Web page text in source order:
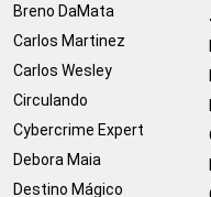
Breno DaMata
Carlos Martinez
Carlos Wesley
Circulando
Cybercrime Expert
Debora Maia
Destino Mágico